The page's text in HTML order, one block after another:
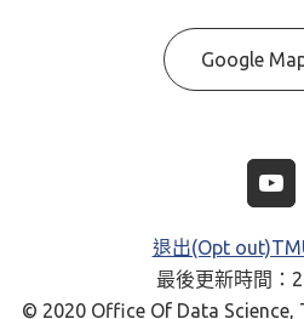
Google
退出(Opt
最後更新時間：
© 2020 Office Of Data Science,